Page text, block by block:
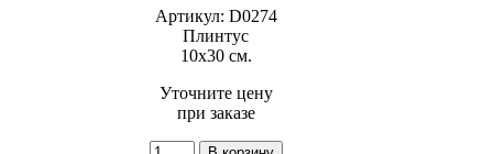
Артикул: D0274
Плинтус
10x30 см.
Уточните цену
при заказе